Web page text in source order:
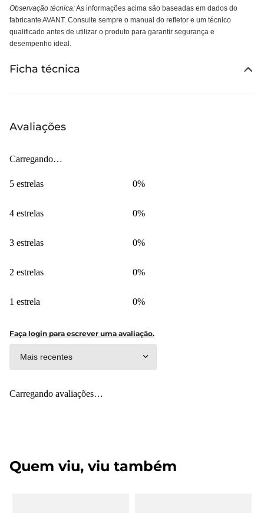
Observação técnica:As informações acima são baseadas em dados do
fabricante AVANT. Consulte sempre o manual do refletor e um técnico
qualificado antes de utilizar o produto para garantir segurança e
desempenho ideal.
Ficha técnica
Avaliações
Carregando…
5 estrelas 0%
4 estrelas 0%
3 estrelas 0%
2 estrelas 0%
1 estrela 0%
Faça login para escrever uma avaliação.
Mais recentes
Carregando avaliações…
Quem viu, viu também